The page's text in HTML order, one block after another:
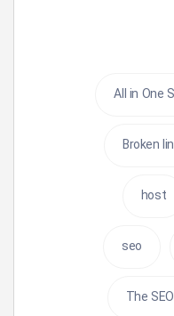
All in One
Broken
host
seo
The